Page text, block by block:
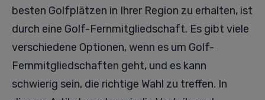
besten Golfplätzen in Ihrer Region zu erhalten, ist
durch eine Golf-Fernmitgliedschaft. Es gibt viele
verschiedene Optionen, wenn es um Golf-
Fernmitgliedschaften geht, und es kann
schwierig sein, die richtige Wahl zu treffen. In